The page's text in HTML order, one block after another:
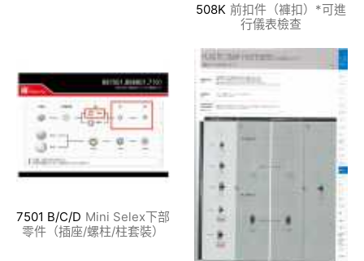
508K 前扣件（褲扣）*可進
行儀表檢查
7501 B/C/D Mini Selex下部
零件（插座/螺柱/柱套裝）